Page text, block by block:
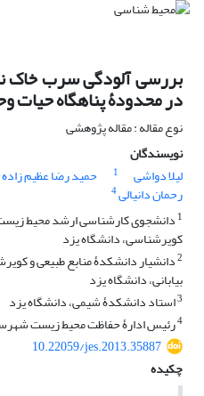
بررسی آلودگی سرب خاک
در محدودۀ پناهگاه
نوع مقاله : مقاله پژوهشی
نویسندگان
لیلا دواشی
1 حمید رضا عظیم زاده
رحمان دانیالی4
1 دانشجوی کارشناسی ارشد محیط
کویرشناسی، دانشگاه یزد
2دانشیار دانشکدۀ منابع طبیعی و
بیابانی، دانشگاه یزد
3استاد دانشکدۀ شیمی، دانشگاه یزد
4رئیس ادارۀ حفاظت محیط زیست
10.22059/jes.2013.35887
چکیده